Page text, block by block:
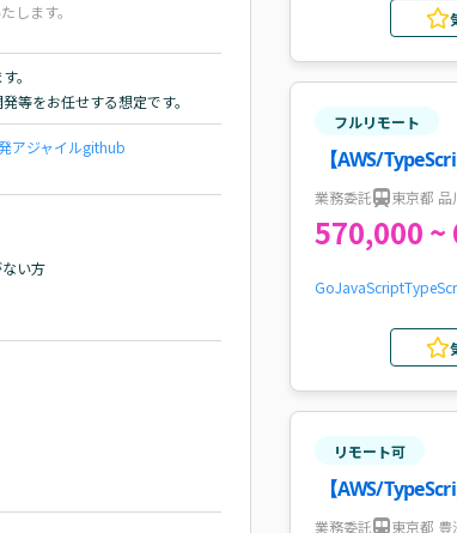
します。
。
等をお任せする想定です。
アジャイルgithub
い方
フルリモート
【AWS/
業務委託 東京都 品
570,000 ~
GoJavaScript
リモート可
【AWS/
計・構築案件・
業務委託 東京都 豊